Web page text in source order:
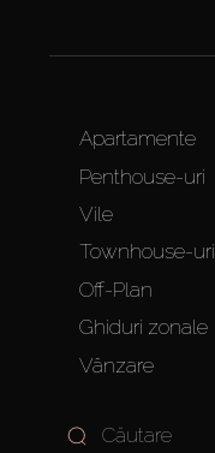
Apartamente
Penthouse-uri
Vile
Townhouse-uri
Off-Plan
Ghiduri zonale
Vânzare